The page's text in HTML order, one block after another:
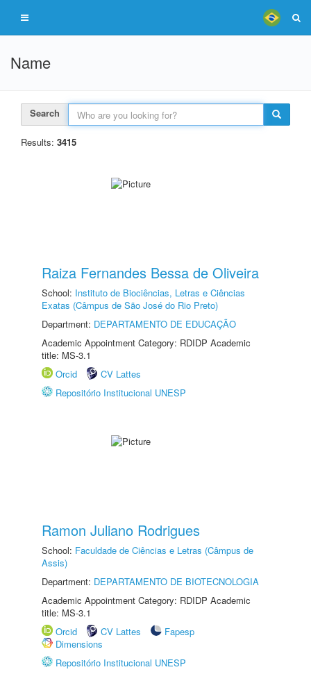
Name
Search
Results: 3415
Raiza Fernandes Bessa de Oliveira
School: Instituto de Biociências, Letras e Ciências
Exatas (Câmpus de São José do Rio Preto)
Department: DEPARTAMENTO DE EDUCAÇÃO
Academic Appointment Category: RDIDP Academic
title: MS-3.1
Orcid
CV Lattes
Repositório Institucional UNESP
Ramon Juliano Rodrigues
School: Faculdade de Ciências e Letras (Câmpus de
Assis)
Department: DEPARTAMENTO DE BIOTECNOLOGIA
Academic Appointment Category: RDIDP Academic
title: MS-3.1
Orcid
CV Lattes
Fapesp
Dimensions
Repositório Institucional UNESP